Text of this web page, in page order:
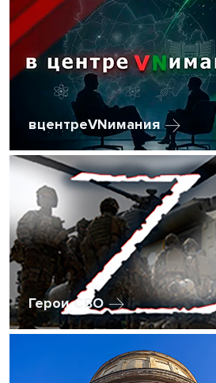
вцентреVNимания
Герои СВО